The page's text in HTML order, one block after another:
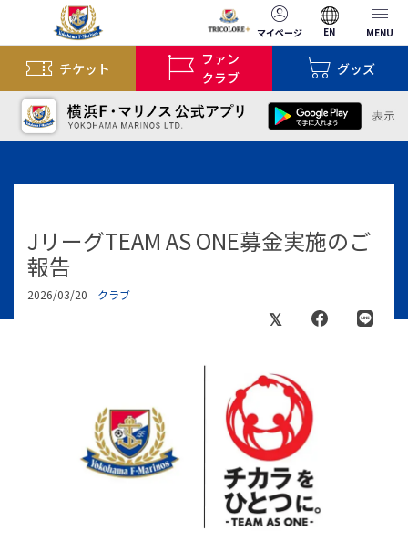
マイページ EN MENU
チケット
ファン
クラブ
グッズ
JリーグTEAM AS ONE募金実施のご
報告
2026/03/20 クラブ